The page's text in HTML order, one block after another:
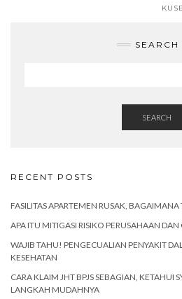
SEARCH
SEARCH
RECENT POSTS
FASILITAS APARTEMEN RUSAK,
APA ITU MITIGASI RISIKO PERUSAHAAN
WAJIB TAHU! PENGECUALIAN PENYAKIT
KESEHATAN
CARA KLAIM JHT BPJS SEBAGIAN, KETAHUI
LANGKAH MUDAHNYA